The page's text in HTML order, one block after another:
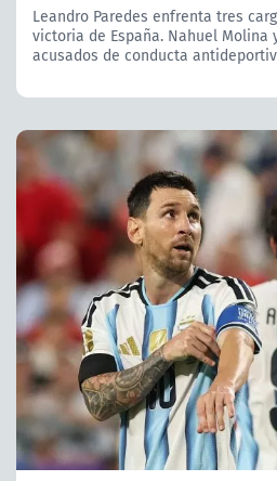
Leandro Paredes enfrenta tres
victoria de España. Nahuel Molina
acusados ​​de conducta